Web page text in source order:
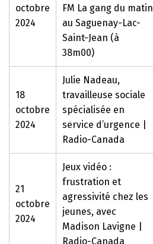
octobre
2024
FM La gang du matin
au Saguenay-Lac-
Saint-Jean (à
38m00)
18
octobre
2024
Julie Nadeau,
travailleuse sociale
spécialisée en
service d’urgence |
Radio-Canada
21
octobre
2024
Jeux vidéo :
frustration et
agressivité chez les
jeunes, avec
Madison Lavigne |
Radio-Canada